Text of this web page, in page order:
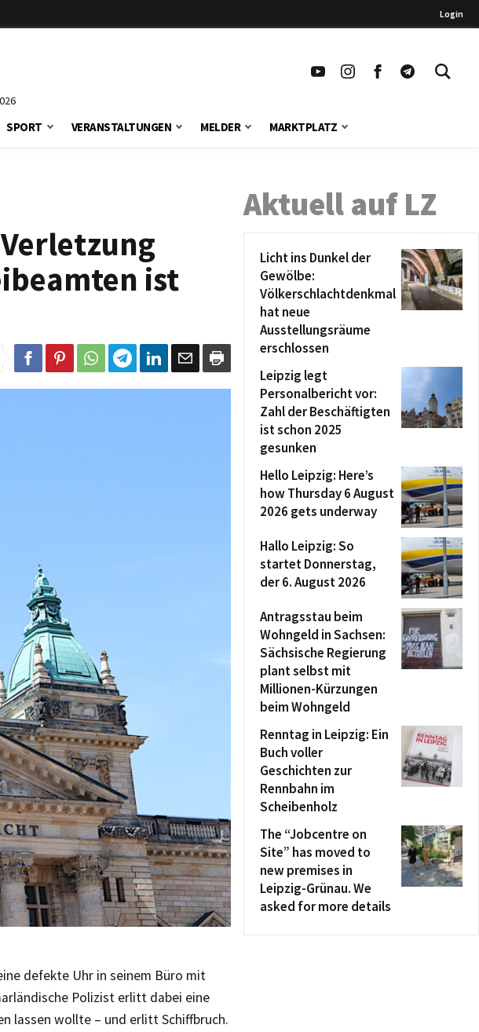
Login
SPORT VERANSTALTUNGEN MELDER MARKTPLATZ
ist
defekte Uhr in seinem Büro mit
Polizist erlitt dabei eine
lassen wollte – und erlitt Schiffbruch.
Aktuell auf LZ
Licht ins Dunkel der
Gewölbe:
Völkerschlachtdenkmal
hat neue
Ausstellungsräume
erschlossen
Leipzig legt
Personalbericht vor:
Zahl der Beschäftigten
ist schon 2025
gesunken
Hello Leipzig: Here’s
how Thursday 6 August
2026 gets underway
Hallo Leipzig: So
startet Donnerstag,
der 6. August 2026
Antragsstau beim
Wohngeld in Sachsen:
Sächsische Regierung
plant selbst mit
Millionen-Kürzungen
beim Wohngeld
Renntag in Leipzig: Ein
Buch voller
Geschichten zur
Rennbahn im
Scheibenholz
The “Jobcentre on
Site” has moved to
new premises in
Leipzig-Grünau. We
asked for more details